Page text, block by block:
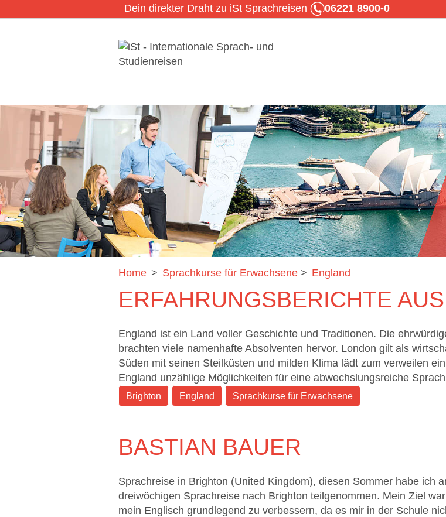
Dein direkter Draht zu iSt Sprachreisen 06221 8900-0
Home > Sprachkurse für Erwachsene > England
ERFAHRUNGSBERICHTE
England ist ein Land voller Geschichte und Traditionen. Die
brachten viele namenhafte Absolventen hervor. London gilt als
Süden mit seinen Steilküsten und milden Klima lädt zum verweilen
England unzählige Möglichkeiten für eine abwechslungsreiche
Brighton England Sprachkurse für Erwachsene
BASTIAN BAUER
Sprachreise in Brighton (United Kingdom), diesen Sommer habe ich
dreiwöchigen Sprachreise nach Brighton teilgenommen. Mein Ziel
mein Englisch grundlegend zu verbessern, da es mir in der Schule